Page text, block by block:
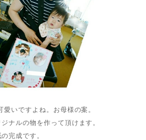
いですよね。お母様の案。
ナルの物を作って頂けます。
完成です。